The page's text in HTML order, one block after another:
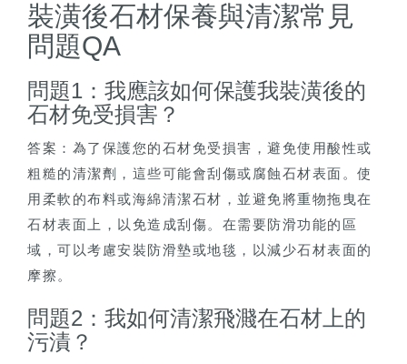
裝潢後石材保養與清潔常見
問題QA
問題1：我應該如何保護我裝潢後的
石材免受損害？
答案：為了保護您的石材免受損害，避免使用酸性或
粗糙的清潔劑，這些可能會刮傷或腐蝕石材表面。使
用柔軟的布料或海綿清潔石材，並避免將重物拖曳在
石材表面上，以免造成刮傷。在需要防滑功能的區
域，可以考慮安裝防滑墊或地毯，以減少石材表面的
摩擦。
問題2：我如何清潔飛濺在石材上的
污漬？